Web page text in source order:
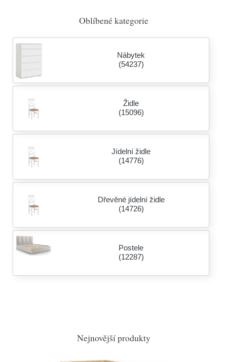
Oblíbené kategorie
Nábytek
(54237)
Židle
(15096)
Jídelní židle
(14776)
Dřevěné jídelní židle
(14726)
Postele
(12287)
Nejnovější produkty